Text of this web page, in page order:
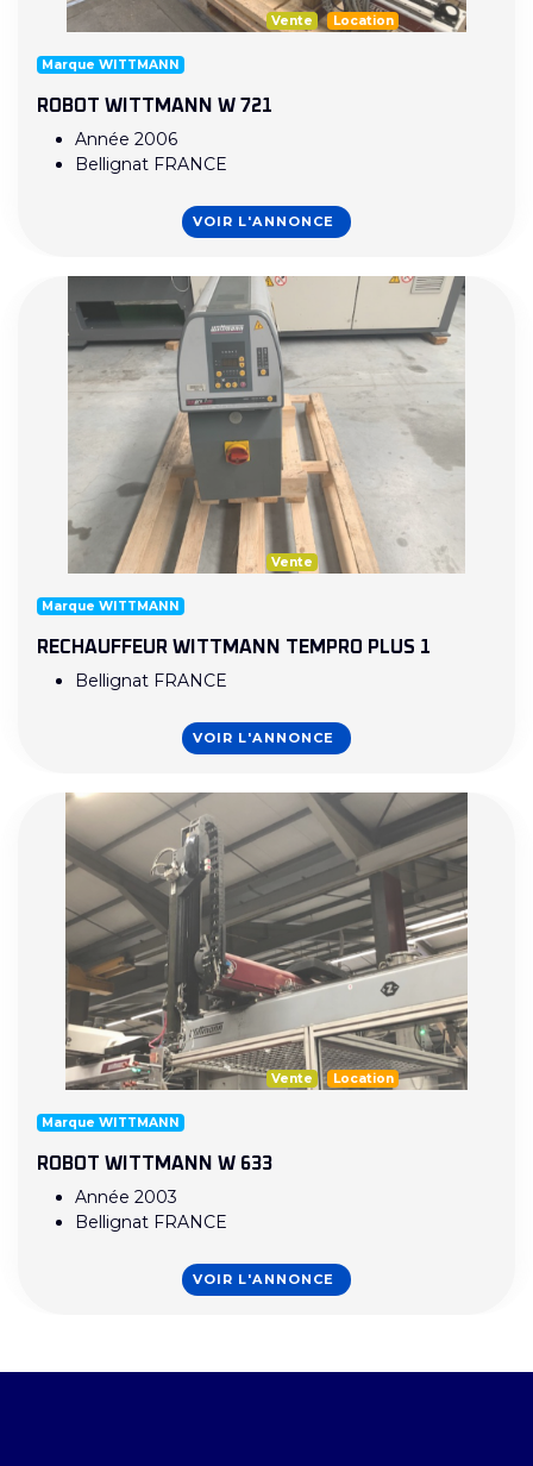
Vente Location
Marque WITTMANN
ROBOT WITTMANN W 721
Année 2006
Bellignat FRANCE
VOIR L'ANNONCE
Vente
Marque WITTMANN
RECHAUFFEUR WITTMANN TEMPRO PLUS 1
Bellignat FRANCE
VOIR L'ANNONCE
Vente Location
Marque WITTMANN
ROBOT WITTMANN W 633
Année 2003
Bellignat FRANCE
VOIR L'ANNONCE